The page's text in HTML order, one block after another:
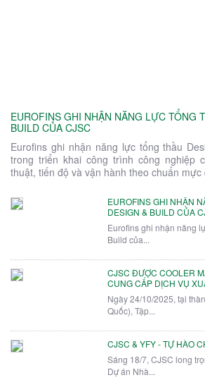
EUROFINS GHI NHẬN NĂNG LỰC TỔNG
BUILD CỦA CJSC
Eurofins ghi nhận năng lực tổng thầu
trong triển khai công trình công nghiệp
thuật, tiến độ và vận hành theo chuẩn mực
EUROFINS GHI NHẬN
DESIGN & BUILD CỦA
Eurofins ghi nhận năng
Build của...
CJSC ĐƯỢC COOLER
CUNG CẤP DỊCH VỤ
Ngày 24/10/2025, tại
Quốc), Tập...
CJSC & YFY - TỰ HÀO
Sáng 18/7, CJSC long
Dự án Nhà...